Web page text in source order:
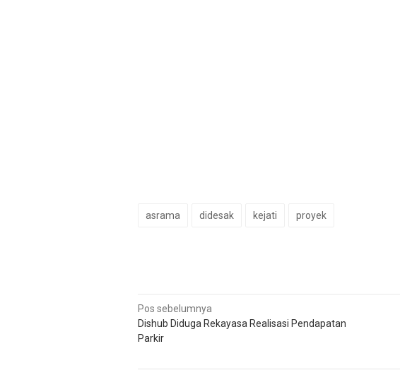
asrama didesak kejati proyek
Navigasi
pos
Pos sebelumnya
Dishub Diduga Rekayasa Realisasi Pendapatan
Parkir